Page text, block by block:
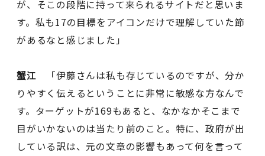
が、そこの段階に持って来られるサイトだと思いま
す。私も17の目標をアイコンだけで理解していた節
があるなと感じました」
蟹江
「伊藤さんは私も存じているのですが、分か
りやすく伝えるということに非常に敏感な方なんで
す。ターゲットが169もあると、なかなかそこまで
目がいかないのは当たり前のこと。特に、政府が出
している訳は、元の文章の影響もあって何を言って